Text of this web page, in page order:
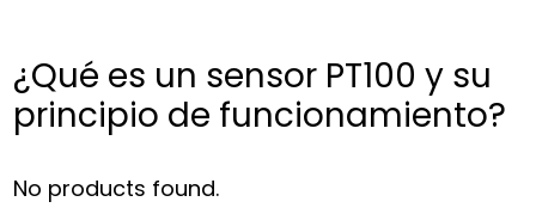
¿Qué es un sensor PT100 y su
principio de funcionamiento?
No products found.